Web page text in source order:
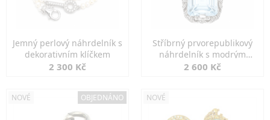
Jemný perlový náhrdelník s
dekorativním klíčkem
2 300 Kč
Stříbrný prvorepublikový
náhrdelník s modrým
spinelem
2 600 Kč
NOVÉ OBJEDNÁNO NOVÉ